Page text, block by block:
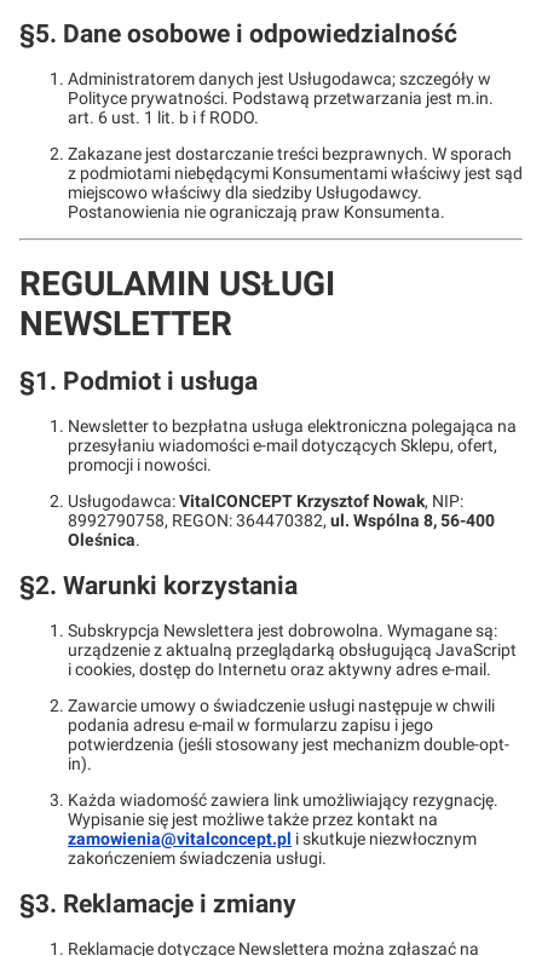
§5. Dane osobowe i odpowiedzialność
Administratorem danych jest Usługodawca; szczegóły w
Polityce prywatności. Podstawą przetwarzania jest m.in.
art. 6 ust. 1 lit. b i f RODO.
Zakazane jest dostarczanie treści bezprawnych. W sporach
z podmiotami niebędącymi Konsumentami właściwy jest sąd
miejscowo właściwy dla siedziby Usługodawcy.
Postanowienia nie ograniczają praw Konsumenta.
REGULAMIN USŁUGI
NEWSLETTER
§1. Podmiot i usługa
Newsletter to bezpłatna usługa elektroniczna polegająca na
przesyłaniu wiadomości e-mail dotyczących Sklepu, ofert,
promocji i nowości.
Usługodawca:VitalCONCEPT Krzysztof Nowak, NIP:
8992790758, REGON: 364470382, ul. Wspólna 8, 56-400
Oleśnica.
§2. Warunki korzystania
Subskrypcja Newslettera jest dobrowolna. Wymagane są:
urządzenie z aktualną przeglądarką obsługującą JavaScript
i cookies, dostęp do Internetu oraz aktywny adres e-mail.
Zawarcie umowy o świadczenie usługi następuje w chwili
podania adresu e-mail w formularzu zapisu i jego
potwierdzenia (jeśli stosowany jest mechanizm double-opt-
in).
Każda wiadomość zawiera link umożliwiający rezygnację.
Wypisanie się jest możliwe także przez kontakt na
zamowienia@vitalconcept.pl i skutkuje niezwłocznym
zakończeniem świadczenia usługi.
§3. Reklamacje i zmiany
Reklamacje dotyczące Newslettera można zgłaszać na